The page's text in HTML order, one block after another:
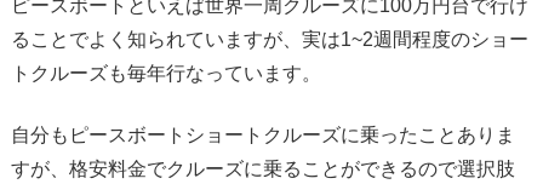
ピースボートといえば世界一周クルーズに100万円台で行け
ることでよく知られていますが、実は1~2週間程度のショー
トクルーズも毎年行なっています。
自分もピースボートショートクルーズに乗ったことありま
すが、格安料金でクルーズに乗ることができるので選択肢